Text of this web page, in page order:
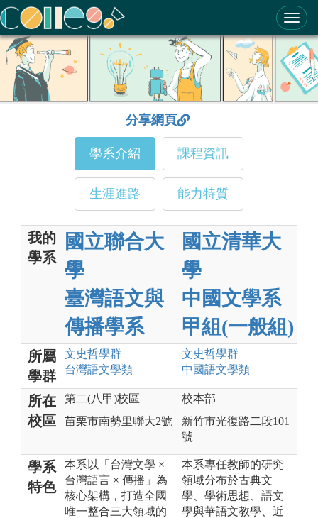
ColleGo! 大學選才與高中育才輔助系統
分享網頁
學系介紹 課程資訊
生涯進路 能力特質
我的
學系
國立聯合大
學
臺灣語文與
傳播學系
國立清華大
學
中國文學系
甲組(一般組)
所屬
學群
文史哲學群
台灣語文學類
文史哲學群
中國語文學類
所在
校區
第二(八甲)校區
苗栗市南勢里聯大2號
校本部
新竹市光復路二段101
號
學系
特色
本系以「台灣文學 ×
台灣語言 × 傳播」為
核心架構，打造全國
唯一整合三大領域的
本系專任教師的研究
領域分布於古典文
學、學術思想、語文
學與華語文教學、近